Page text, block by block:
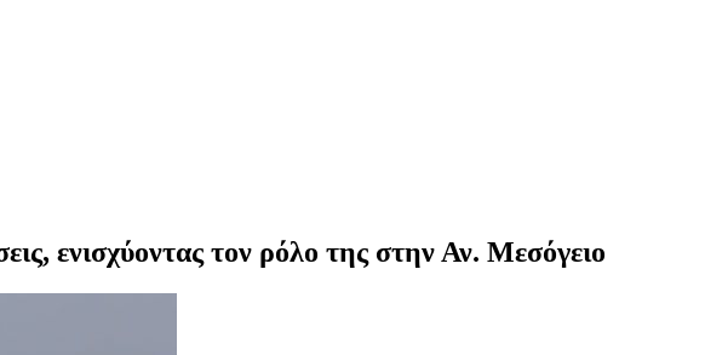
ενισχύοντας τον ρόλο της στην Αν. Μεσόγειο